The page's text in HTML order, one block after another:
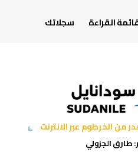
القراءة
سجلاتك
الخرطوم عبر الانترنت
طارق الجزولي